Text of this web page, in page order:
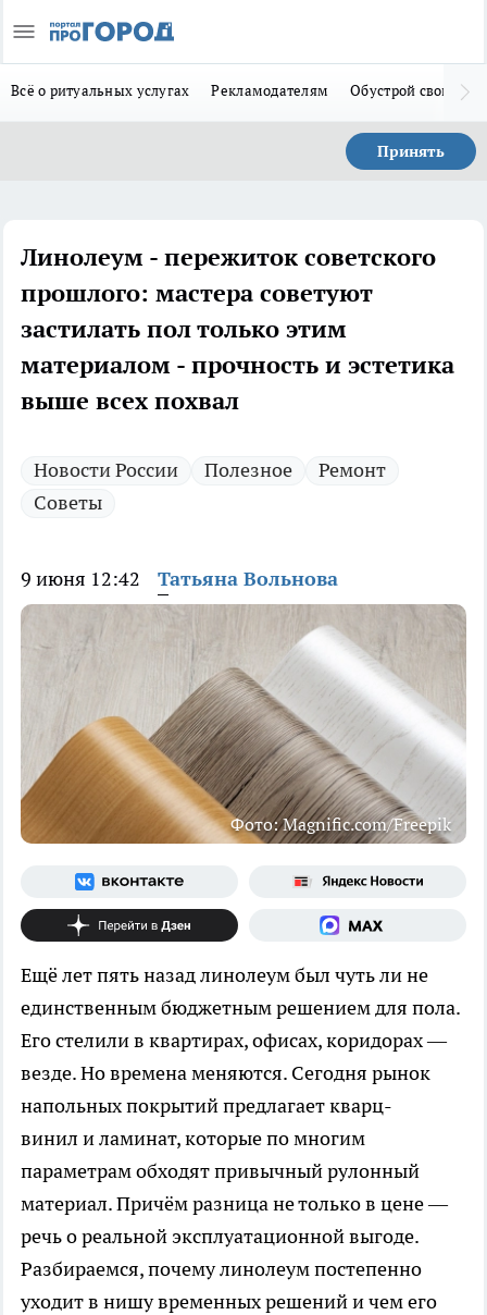
Всё о ритуальных услугах Рекламодателям Обустрой свой дом
Принять
Линолеум - пережиток советского
прошлого: мастера советуют
застилать пол только этим
материалом - прочность и эстетика
выше всех похвал
Новости России Полезное
Ремонт
Советы
9 июня 12:42 Татьяна Вольнова
Фото: Magnific.com/Freepik
Ещё лет пять назад линолеум был чуть ли не
единственным бюджетным решением для пола.
Его стелили в квартирах, офисах, коридорах —
везде. Но времена меняются. Сегодня рынок
напольных покрытий предлагает кварц-
винил и ламинат, которые по многим
параметрам обходят привычный рулонный
материал. Причём разница не только в цене —
речь о реальной эксплуатационной выгоде.
Разбираемся, почему линолеум постепенно
уходит в нишу временных решений и чем его